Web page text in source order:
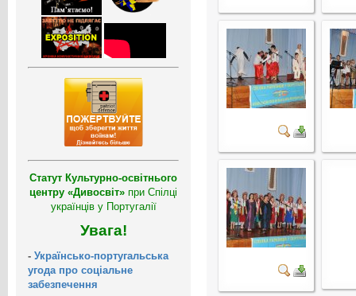
Статут Культурно-освітнього
центру «Дивосвіт» при Спілці
українців у Португалії
Увага!
- Українсько-португальська
угода про соціальне
забезпечення